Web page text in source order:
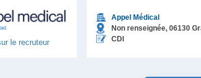
le recruteur
Appel Médical
Non renseignée, 06130
CDI